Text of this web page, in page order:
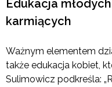
Edukacja
karmiących
Ważnym elementem
także edukacja kobiet,
Sulimowicz podkreśla: